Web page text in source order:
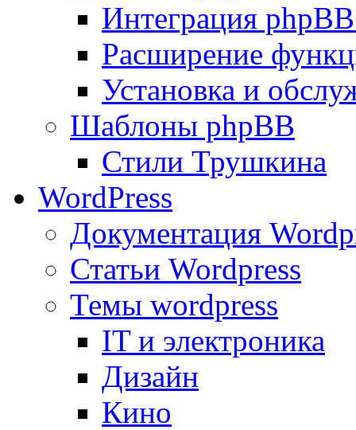
Интеграция
Расширение
Установка и
Шаблоны phpBB
Стили Трушкина
WordPress
Документация
Статьи Wordpress
Темы wordpress
IT и электроника
Дизайн
Кино